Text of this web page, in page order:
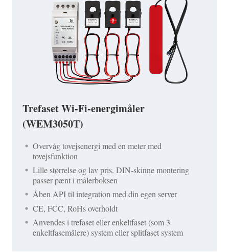
Trefaset Wi-Fi-energimåler
(WEM3050T)
Overvåg tovejsenergi med en meter med
tovejsfunktion
Lille størrelse og lav pris, DIN-skinne montering
passer pænt i målerboksen
Åben API til integration med din egen server
CE, FCC, RoHs overholdt
Anvendes i trefaset eller enkeltfaset (som 3
enkeltfasemålere) system eller splitfaset system